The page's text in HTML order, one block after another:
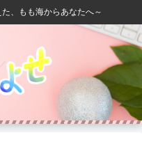
、もも海からあなたへ～